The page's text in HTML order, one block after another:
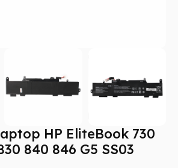
HP EliteBook 730
840 846 G5 SS03